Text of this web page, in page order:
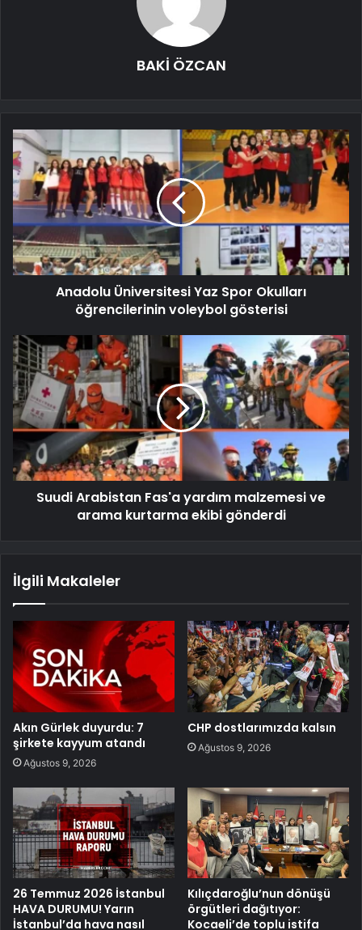
BAKİ ÖZCAN
Anadolu Üniversitesi Yaz Spor Okulları
öğrencilerinin voleybol gösterisi
Suudi Arabistan Fas'a yardım malzemesi ve
arama kurtarma ekibi gönderdi
İlgili Makaleler
Akın Gürlek duyurdu: 7
şirkete kayyum atandı
Ağustos 9, 2026
CHP dostlarımızda kalsın
Ağustos 9, 2026
26 Temmuz 2026 İstanbul
HAVA DURUMU! Yarın
İstanbul’da hava nasıl
Kılıçdaroğlu’nun dönüşü
örgütleri dağıtıyor:
Kocaeli’de toplu istifa